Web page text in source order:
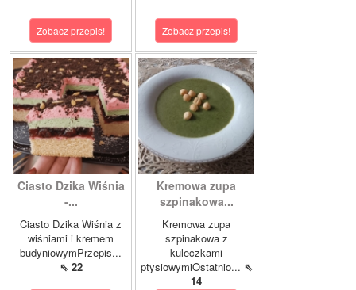
Zobacz przepis! Zobacz przepis!
Ciasto Dzika Wiśnia
-...
Ciasto Dzika Wiśnia z
wiśniami i kremem
budyniowymPrzepis...
⇖ 22
Kremowa zupa
szpinakowa...
Kremowa zupa
szpinakowa z
kuleczkami
ptysiowymiOstatnio... ⇖
14